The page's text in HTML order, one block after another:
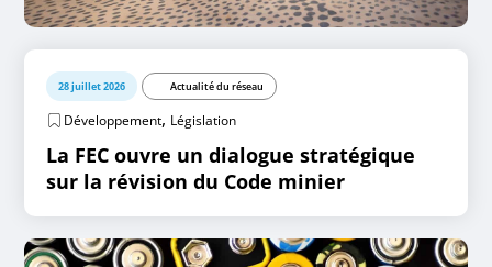
28 juillet 2026 Actualité du réseau
Développement, Législation
La FEC ouvre un dialogue stratégique
sur la révision du Code minier